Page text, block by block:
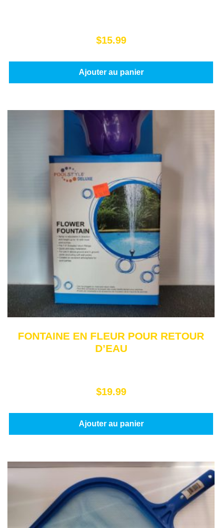
$15.99
Ajouter au panier
FONTAINE EN FLEUR POUR RETOUR
D’EAU
$19.99
Ajouter au panier